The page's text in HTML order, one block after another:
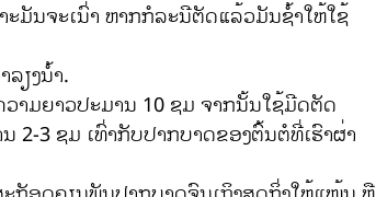
ມັນຈະເນົ່າ ຫາກກໍລະນີຕັດແລ້ວມັນຊ້ຳໃຫ້ໃຊ້
ຽງນ້ຳ.
າມຍາວປະມານ 10 ຊມ ຈາກນັ້ນໃຊ້ມີດຕັດ
2-3 ຊມ ເທົ່າກັບປາກບາດຂອງຕົ້ນຕໍທີ່ເຮົາຜ່າ